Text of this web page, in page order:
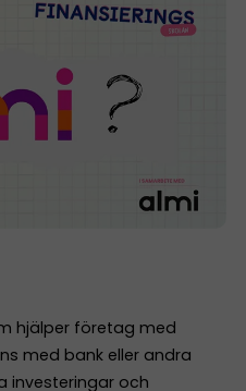
hjälper företag med
med bank eller andra
investeringar och